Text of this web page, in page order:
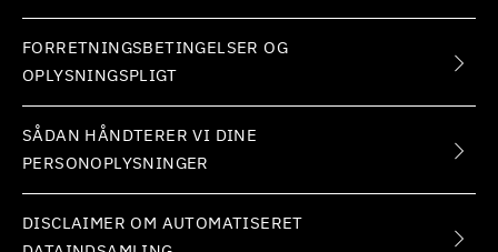
FORRETNINGSBETINGELSER OG
OPLYSNINGSPLIGT
SÅDAN HÅNDTERER VI DINE
PERSONOPLYSNINGER
DISCLAIMER OM AUTOMATISERET